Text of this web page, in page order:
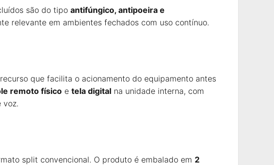
são do tipo antifúngico, antipoeira e
relevante em ambientes fechados com uso contínuo.
que facilita o acionamento do equipamento antes
remoto físico e tela digital na unidade interna, com
voz.
split convencional. O produto é embalado em 2